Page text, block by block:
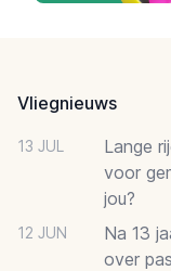
Vliegnieuws
13 JUL
Lange
voor
jou?
12 JUN
Na 13
over